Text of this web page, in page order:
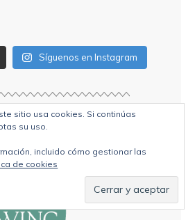
Síguenos en Instagram
sitio usa cookies. Si continúas
su uso.
incluido cómo gestionar las
de cookies